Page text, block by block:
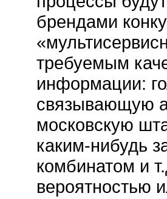
брендами
требуемым
информации:
связывающую
московскую
каким-нибудь
комбинатом и
вероятностью